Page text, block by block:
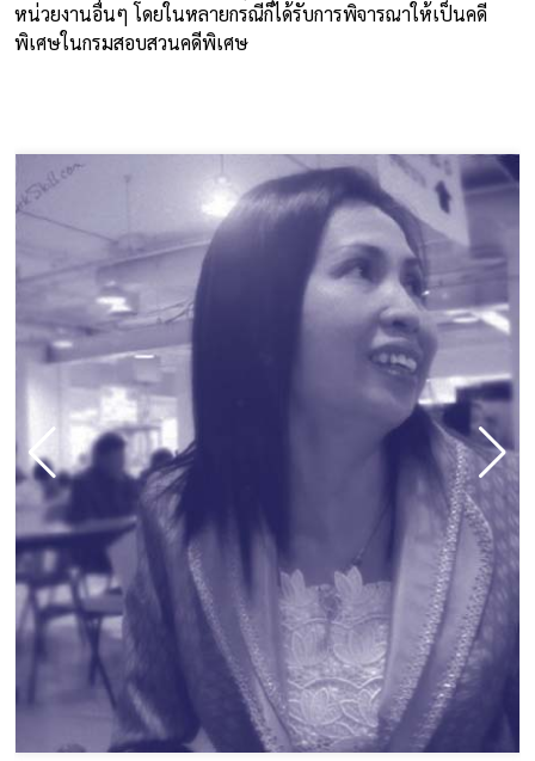
หน่วยงานอื่นๆ โดยในหลายกรณีก็ได้รับการพิจารณาให้เป็นคดี
พิเศษในกรมสอบสวนคดีพิเศษ